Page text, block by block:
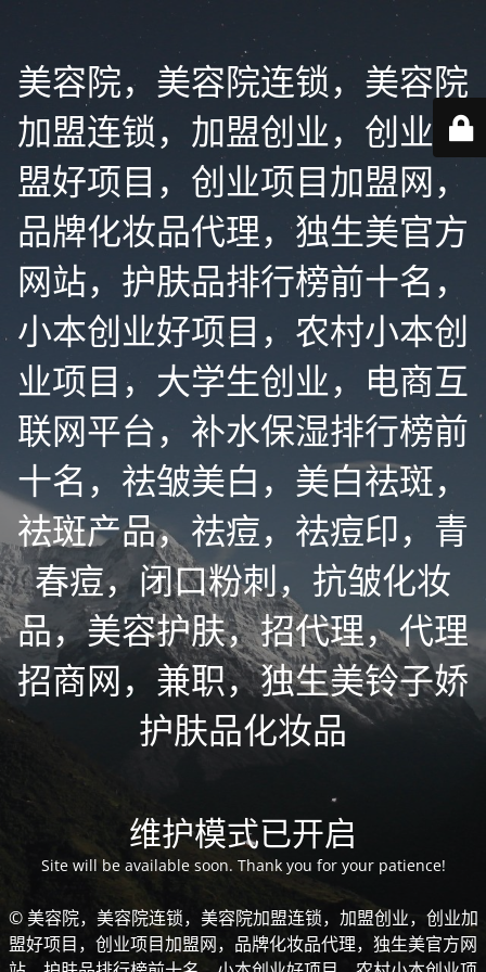
美容院，美容院连锁，美容院
加盟连锁，加盟创业，创业加
盟好项目，创业项目加盟网，
品牌化妆品代理，独生美官方
网站，护肤品排行榜前十名，
小本创业好项目，农村小本创
业项目，大学生创业，电商互
联网平台，补水保湿排行榜前
十名，祛皱美白，美白祛斑，
祛斑产品，祛痘，祛痘印，青
春痘，闭口粉刺，抗皱化妆
品，美容护肤，招代理，代理
招商网，兼职，独生美铃子娇
护肤品化妆品
维护模式已开启
Site will be available soon. Thank you for your patience!
© 美容院，美容院连锁，美容院加盟连锁，加盟创业，创业加
盟好项目，创业项目加盟网，品牌化妆品代理，独生美官方网